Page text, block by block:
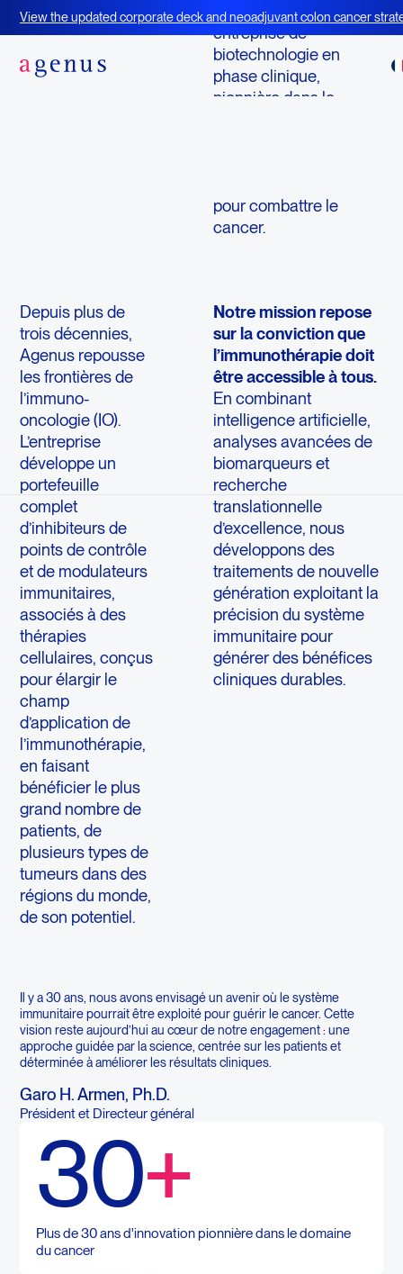
View the updated corporate deck and neoadjuvant colon cancer
BOT+BAL
Agenus est une
entreprise de
biotechnologie en
phase clinique,
pionnière dans le
pour combattre le
cancer.
Depuis plus de
trois décennies,
Agenus repousse
les frontières de
l’immuno-
oncologie (IO).
L’entreprise
développe un
portefeuille
complet
d’inhibiteurs de
points de contrôle
et de modulateurs
immunitaires,
associés à des
thérapies
cellulaires, conçus
pour élargir le
champ
d’application de
l’immunothérapie,
en faisant
bénéficier le plus
grand nombre de
patients, de
plusieurs types de
tumeurs dans des
régions du monde,
de son potentiel.
Notre mission repose
sur la conviction que
l’immunothérapie doit
être accessible à tous.
En combinant
intelligence artificielle,
analyses avancées de
biomarqueurs et
recherche
translationnelle
d’excellence, nous
développons des
traitements de nouvelle
génération exploitant la
précision du système
immunitaire pour
générer des bénéfices
cliniques durables.
30+
Plus de 30 ans d'innovation pionnière dans le domaine
du cancer
Il y a 30 ans, nous avons envisagé un avenir où le système
immunitaire pourrait être exploité pour guérir le cancer. Cette
vision reste aujourd’hui au cœur de notre engagement : une
approche guidée par la science, centrée sur les patients et
déterminée à améliorer les résultats cliniques.
Garo H. Armen, Ph.D.
Président et Directeur général